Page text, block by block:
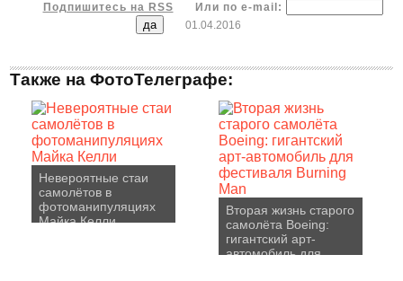
Подпишитесь на RSS
Или по e-mail:
01.04.2016
Также на ФотоТелеграфе:
Невероятные стаи
самолётов в
фотоманипуляциях
Майка Келли
Вторая жизнь старого
самолёта Boeing:
гигантский арт-
автомобиль для